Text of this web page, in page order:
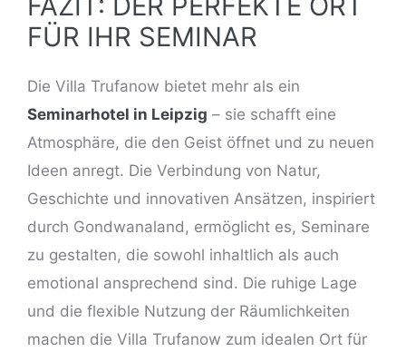
FÜR IHR SEMINAR
Die Villa Trufanow bietet mehr als ein
Seminarhotel in Leipzig – sie schafft eine
Atmosphäre, die den Geist öffnet und zu neuen
Ideen anregt. Die Verbindung von Natur,
Geschichte und innovativen Ansätzen, inspiriert
durch Gondwanaland, ermöglicht es, Seminare
zu gestalten, die sowohl inhaltlich als auch
emotional ansprechend sind. Die ruhige Lage
und die flexible Nutzung der Räumlichkeiten
machen die Villa Trufanow zum idealen Ort für